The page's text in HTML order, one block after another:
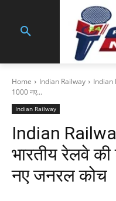
Home Indian Railway
Indian
1000 नए...
Indian Railway
Indian
भारतीय रेलवे
नए जनरल कोच